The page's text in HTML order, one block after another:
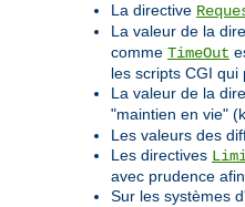
La directive
La valeur de la
comme TimeOut
les scripts CGI qui
La valeur de la
"maintien en vie"
Les valeurs des
Les directives
avec prudence
Sur les systèmes